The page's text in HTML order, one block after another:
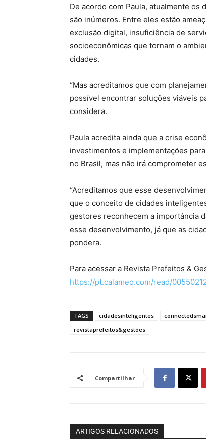
De acordo com Paula, atualmente
são inúmeros. Entre eles estão
exclusão digital, insuficiência de
socioeconômicas que tornam o
cidades.
“Mas acreditamos que com
possível encontrar soluções viáveis
considera.
Paula acredita ainda que a crise
investimentos e implementações
no Brasil, mas não irá comprometer
“Acreditamos que esse
que o conceito de cidades
gestores reconhecem a importância
esse desenvolvimento, já que as
pondera.
Para acessar a Revista Prefeitos &
https://pt.calameo.com/read/
TAGS cidadesinteligentes
revistaprefeitos&gestões
Compartilhar
ARTIGOS RELACIONADOS